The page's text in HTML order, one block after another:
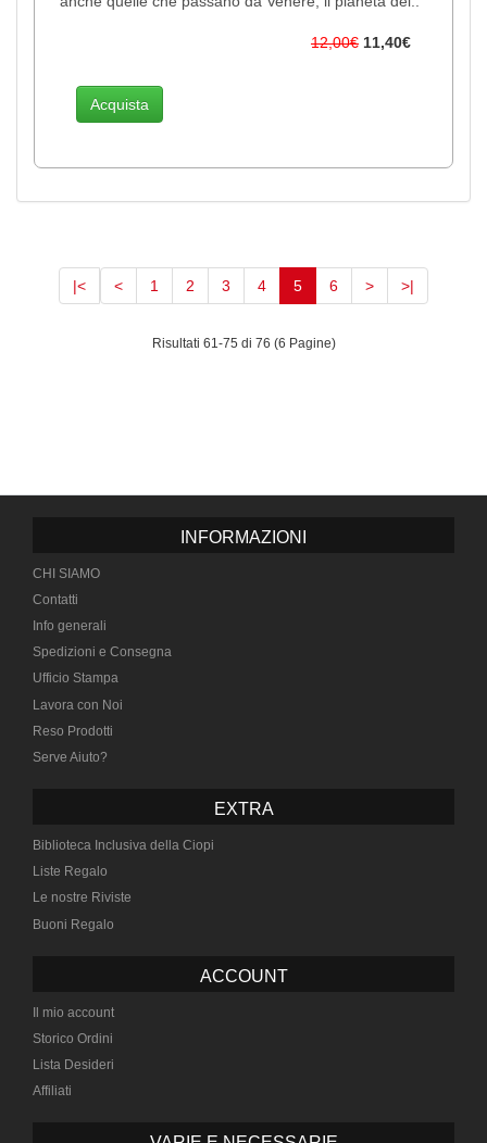
12,00€ 11,40€
Acquista
|< < 1 2 3 4 5(current)
6 > >|
Risultati 61-75 di 76 (6 Pagine)
INFORMAZIONI
CHI SIAMO
Contatti
Info generali
Spedizioni e Consegna
Ufficio Stampa
Lavora con Noi
Reso Prodotti
Serve Aiuto?
EXTRA
Biblioteca Inclusiva della Ciopi
Liste Regalo
Le nostre Riviste
Buoni Regalo
ACCOUNT
Il mio account
Storico Ordini
Lista Desideri
Affiliati